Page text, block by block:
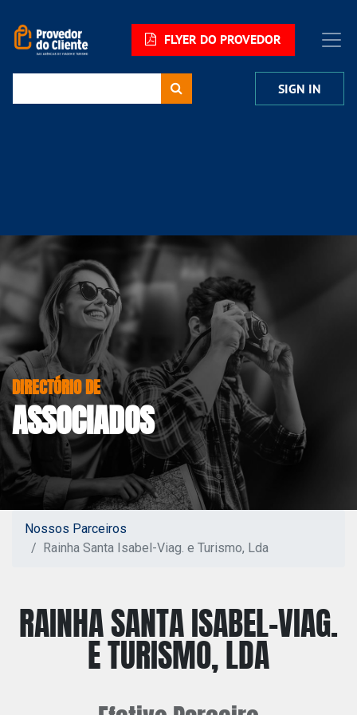
FLYER DO PROVEDOR
SIGN IN
DIRECTÓRIO DE
ASSOCIADOS
Nossos Parceiros
Rainha Santa Isabel-Viag. e Turismo, Lda
RAINHA SANTA ISABEL-VIAG.
E TURISMO, LDA